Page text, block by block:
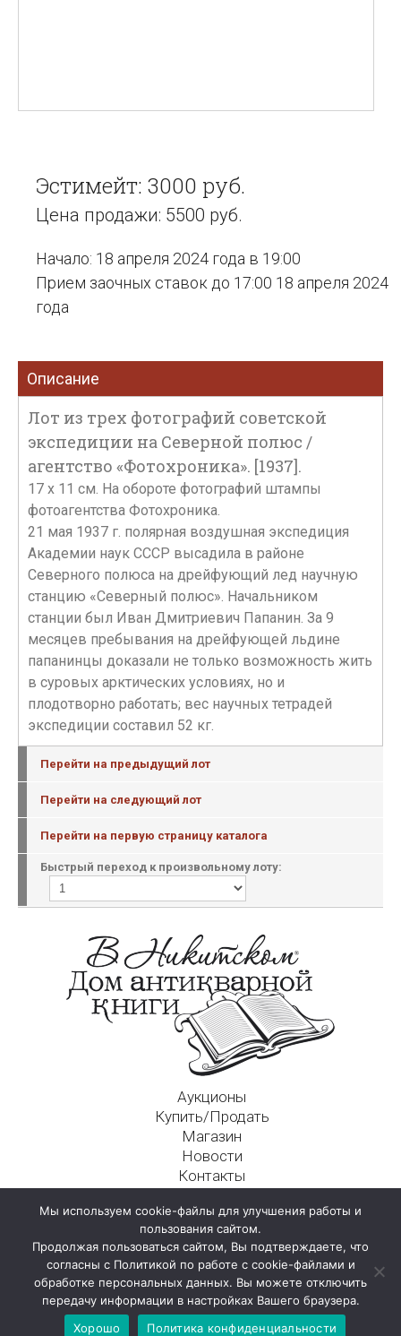
Эстимейт: 3000 руб.
Цена продажи: 5500 руб.
Начало: 18 апреля 2024 года в 19:00
Прием заочных ставок до 17:00 18 апреля 2024
года
Описание
Лот из трех фотографий советской
экспедиции на Северной полюс /
агентство «Фотохроника». [1937].
17 x 11 см. На обороте фотографий штампы
фотоагентства Фотохроника.
21 мая 1937 г. полярная воздушная экспедиция
Академии наук СССР высадила в районе
Северного полюса на дрейфующий лед научную
станцию «Северный полюс». Начальником
станции был Иван Дмитриевич Папанин. За 9
месяцев пребывания на дрейфующей льдине
папанинцы доказали не только возможность жить
в суровых арктических условиях, но и
плодотворно работать; вес научных тетрадей
экспедиции составил 52 кг.
Перейти на предыдущий лот
Перейти на следующий лот
Перейти на первую страницу каталога
Быстрый переход к произвольному лоту:
Аукционы
Купить/Продать
Магазин
Новости
Контакты
125009, г. Москва, Никитский пер., д. 4а, стр. 1
Мы используем cookie-файлы для улучшения работы и
пользования сайтом.
Продолжая пользоваться сайтом, Вы подтверждаете, что
согласны с Политикой по работе с cookie-файлами и
обработке персональных данных. Вы можете отключить
передачу информации в настройках Вашего браузера.
Хорошо
Политика конфиденциальности